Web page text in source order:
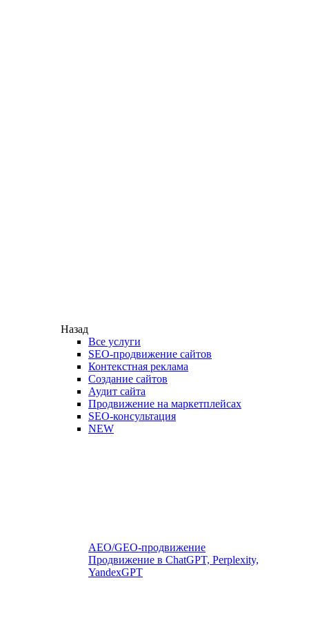
Назад
Все услуги
SEO-продвижение сайтов
Контекстная реклама
Создание сайтов
Аудит сайта
Продвижение на маркетплейсах
SEO-консультация
NEW
AEO/GEO-продвижение
Продвижение в ChatGPT, Perplexity,
YandexGPT